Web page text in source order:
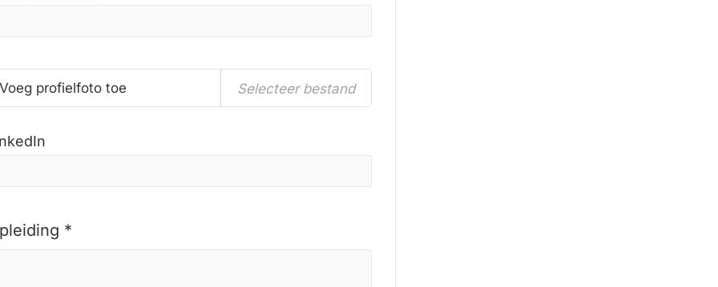
Selecteer bestand
Voeg profielfoto toe
*